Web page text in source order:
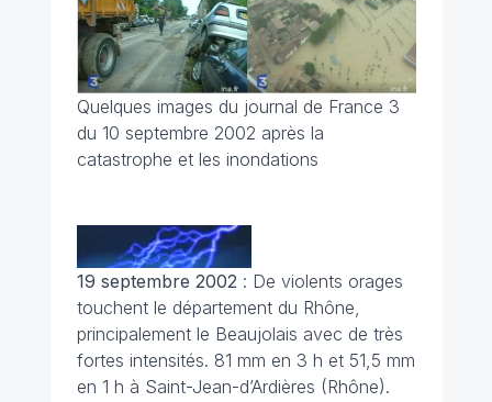
Quelques images du journal de France 3
du 10 septembre 2002 après la
catastrophe et les inondations
19 septembre 2002 : De violents orages
touchent le département du Rhône,
principalement le Beaujolais avec de très
fortes intensités. 81 mm en 3 h et 51,5 mm
en 1 h à Saint-Jean-d’Ardières (Rhône).